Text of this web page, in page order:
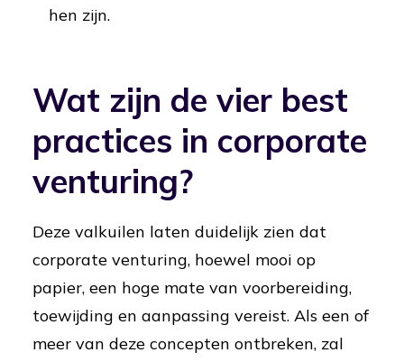
hen zijn.
Wat zijn de vier best
practices in corporate
venturing?
Deze valkuilen laten duidelijk zien dat
corporate venturing, hoewel mooi op
papier, een hoge mate van voorbereiding,
toewijding en aanpassing vereist. Als een of
meer van deze concepten ontbreken, zal